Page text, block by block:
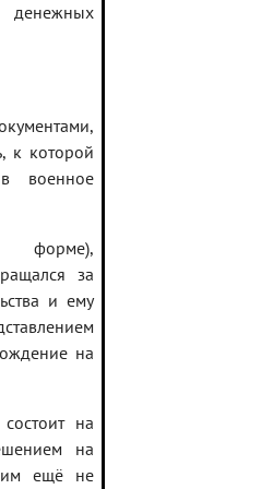
денежных
к которой
военное
форме),
за
и ему
на
на
на
им ещё не